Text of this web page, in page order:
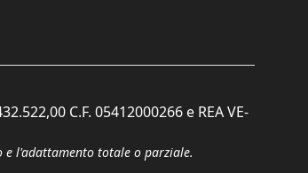
C.F. 05412000266 e REA VE-
l'adattamento totale o parziale.